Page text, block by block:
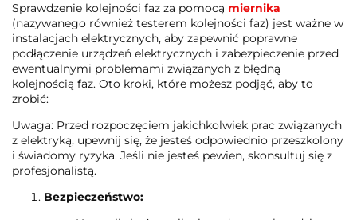
Sprawdzenie kolejności faz za pomocą miernika
(nazywanego również testerem kolejności faz) jest ważne w
instalacjach elektrycznych, aby zapewnić poprawne
podłączenie urządzeń elektrycznych i zabezpieczenie przed
ewentualnymi problemami związanych z błędną
kolejnością faz. Oto kroki, które możesz podjąć, aby to
zrobić:
Uwaga: Przed rozpoczęciem jakichkolwiek prac związanych
z elektryką, upewnij się, że jesteś odpowiednio przeszkolony
i świadomy ryzyka. Jeśli nie jesteś pewien, skonsultuj się z
profesjonalistą.
Bezpieczeństwo: